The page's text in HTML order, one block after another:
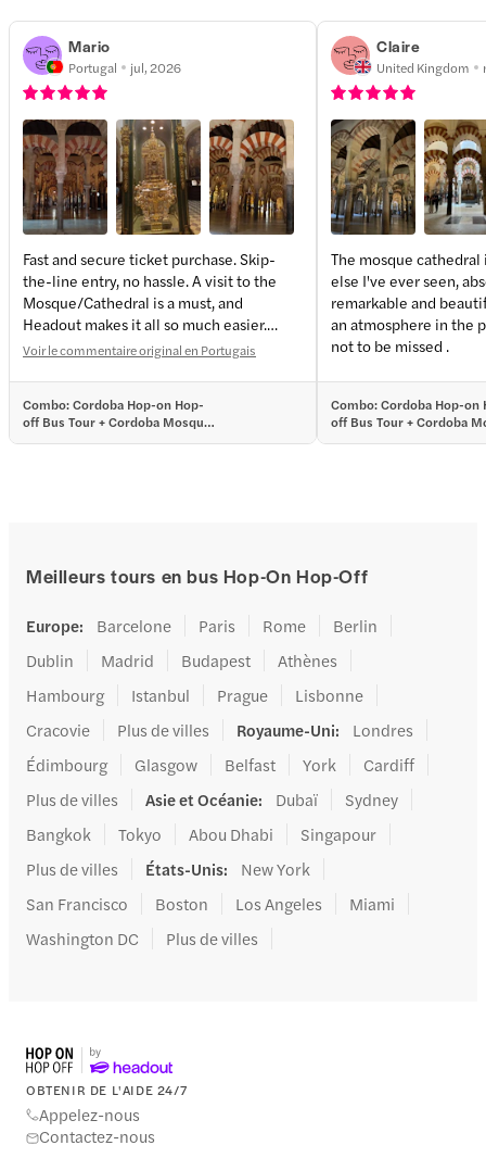
Mario
Portugal jul, 2026
Fast and secure ticket purchase. Skip-
the-line entry, no hassle. A visit to the
Mosque/Cathedral is a must, and
Headout makes it all so much easier.
Congratulations!
Voir le commentaire original en Portugais
Combo: Cordoba Hop-on Hop-
off Bus Tour + Cordoba Mosque-
Claire
United Kingdom
The mosque
else I've ever seen,
remarkable and
an atmosphere in the
not to be missed .
Combo: Cordoba Hop-on
off Bus Tour + Cordoba
Meilleurs tours en bus Hop-On Hop-Off
Europe: Barcelone Paris Rome
Berlin
Dublin
Madrid Budapest
Athènes
Hambourg
Istanbul Prague
Lisbonne
Cracovie
Plus de villes Royaume-Uni:
Londres
Édimbourg
Glasgow Belfast York
Cardiff
Plus de villes
Asie et Océanie: Dubaï
Sydney
Bangkok
Tokyo Abou Dhabi
Singapour
Plus de villes
États-Unis:
New York
San Francisco
Boston Los Angeles
Miami
Washington DC
Plus de villes
OBTENIR DE L'AIDE 24/7
Appelez-nous
Contactez-nous